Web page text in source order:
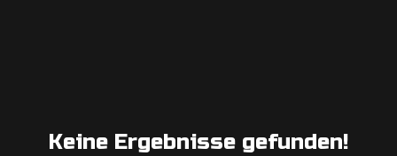
Keine Ergebnisse gefunden!